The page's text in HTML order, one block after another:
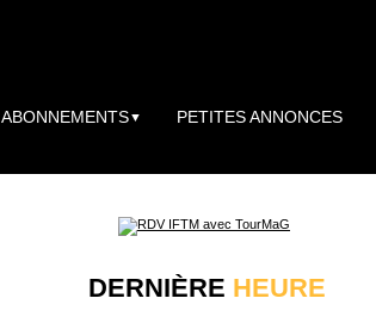
ABONNEMENTS▼ PETITES ANNONCES
DERNIÈRE HEURE